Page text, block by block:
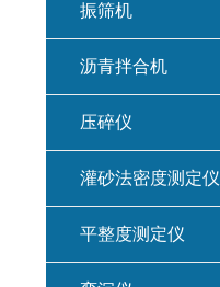
振筛机
沥青拌合机
压碎仪
灌砂法密度测定仪
平整度测定仪